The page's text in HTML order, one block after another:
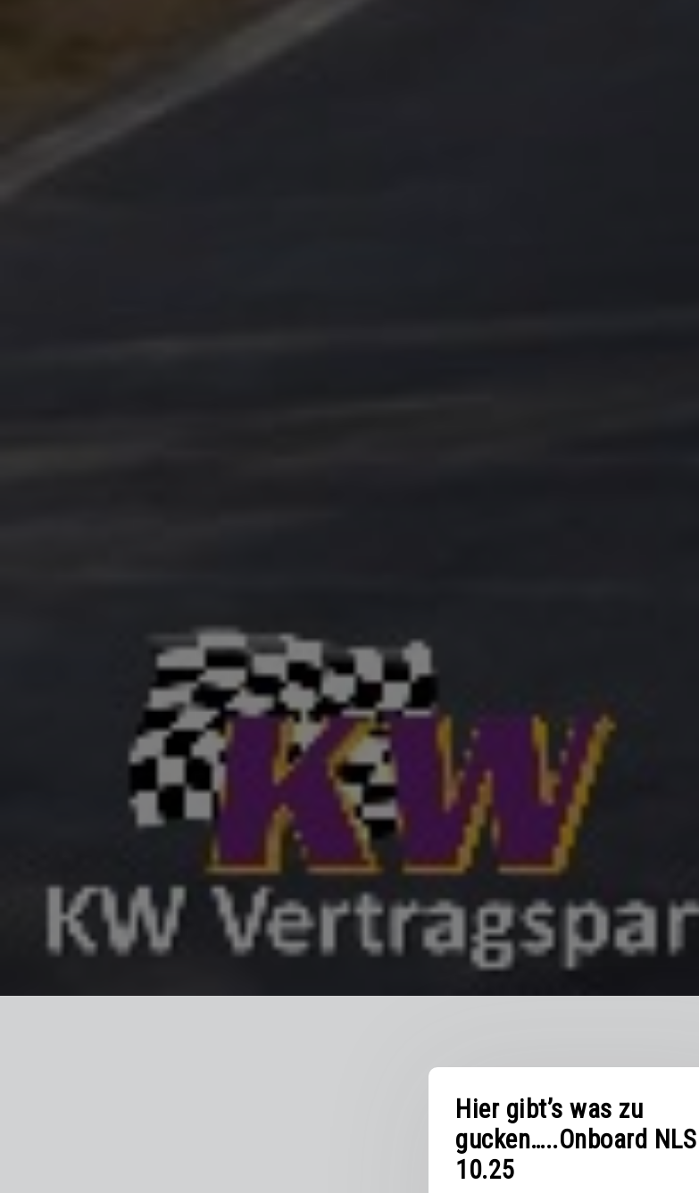
Hier gibt’s was zu
gucken…..Onboard NLS
10.25